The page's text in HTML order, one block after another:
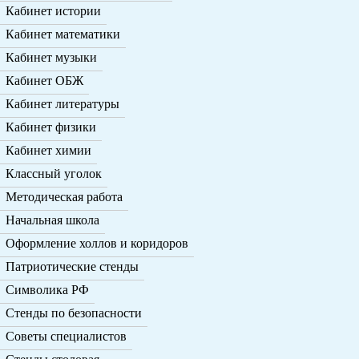
Кабинет истории
Кабинет математики
Кабинет музыки
Кабинет ОБЖ
Кабинет литературы
Кабинет физики
Кабинет химии
Классный уголок
Методическая работа
Начальная школа
Оформление холлов и коридоров
Патриотические стенды
Символика РФ
Стенды по безопасности
Советы специалистов